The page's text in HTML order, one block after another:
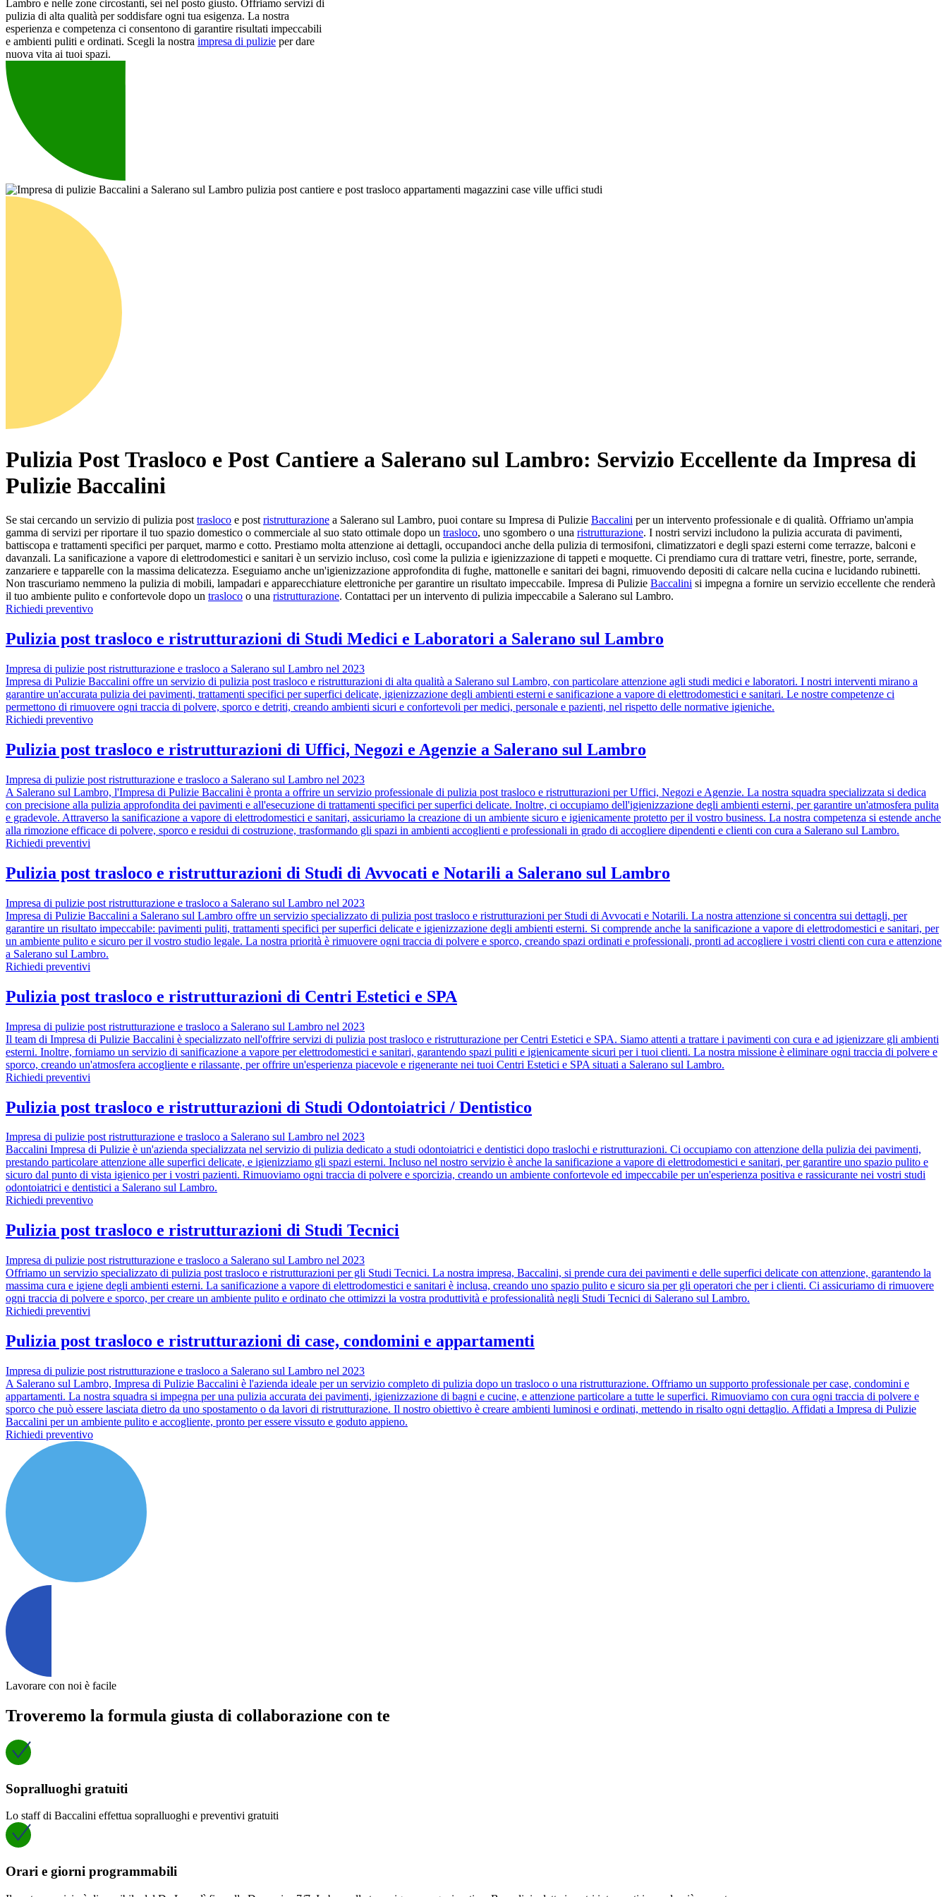
Lambro e nelle zone circostanti, sei nel posto giusto. Offriamo servizi di
pulizia di alta qualità per soddisfare ogni tua esigenza. La nostra
esperienza e competenza ci consentono di garantire risultati impeccabili
e ambienti puliti e ordinati. Scegli la nostra impresa di pulizie per dare
nuova vita ai tuoi spazi.
Pulizia Post Trasloco e Post Cantiere a Salerano sul Lambro: Servizio Eccellente da Impresa di
Pulizie Baccalini
Se stai cercando un servizio di pulizia posttrasloco e postristrutturazione a Salerano sul Lambro, puoi contare su Impresa di Pulizie Baccalini per un intervento professionale e di qualità. Offriamo un'ampia
gamma di servizi per riportare il tuo spazio domestico o commerciale al suo stato ottimale dopo un trasloco, uno sgombero o una ristrutturazione. I nostri servizi includono la pulizia accurata di pavimenti,
battiscopa e trattamenti specifici per parquet, marmo e cotto. Prestiamo molta attenzione ai dettagli, occupandoci anche della pulizia di termosifoni, climatizzatori e degli spazi esterni come terrazze, balconi e
davanzali. La sanificazione a vapore di elettrodomestici e sanitari è un servizio incluso, così come la pulizia e igienizzazione di tappeti e moquette. Ci prendiamo cura di trattare vetri, finestre, porte, serrande,
zanzariere e tapparelle con la massima delicatezza. Eseguiamo anche un'igienizzazione approfondita di fughe, mattonelle e sanitari dei bagni, rimuovendo depositi di calcare nella cucina e lucidando rubinetti.
Non trascuriamo nemmeno la pulizia di mobili, lampadari e apparecchiature elettroniche per garantire un risultato impeccabile. Impresa di Pulizie Baccalini si impegna a fornire un servizio eccellente che renderà
il tuo ambiente pulito e confortevole dopo un trasloco o una ristrutturazione. Contattaci per un intervento di pulizia impeccabile a Salerano sul Lambro.
Richiedi preventivo
Pulizia post trasloco e ristrutturazioni di Studi Medici e Laboratori a Salerano sul Lambro
Impresa di pulizie post ristrutturazione e trasloco a Salerano sul Lambro nel 2023
Impresa di Pulizie Baccalini offre un servizio di pulizia post trasloco e ristrutturazioni di alta qualità a Salerano sul Lambro, con particolare attenzione agli studi medici e laboratori. I nostri interventi mirano a
garantire un'accurata pulizia dei pavimenti, trattamenti specifici per superfici delicate, igienizzazione degli ambienti esterni e sanificazione a vapore di elettrodomestici e sanitari. Le nostre competenze ci
permettono di rimuovere ogni traccia di polvere, sporco e detriti, creando ambienti sicuri e confortevoli per medici, personale e pazienti, nel rispetto delle normative igieniche.
Richiedi preventivo
Pulizia post trasloco e ristrutturazioni di Uffici, Negozi e Agenzie a Salerano sul Lambro
Impresa di pulizie post ristrutturazione e trasloco a Salerano sul Lambro nel 2023
A Salerano sul Lambro, l'Impresa di Pulizie Baccalini è pronta a offrire un servizio professionale di pulizia post trasloco e ristrutturazioni per Uffici, Negozi e Agenzie. La nostra squadra specializzata si dedica
con precisione alla pulizia approfondita dei pavimenti e all'esecuzione di trattamenti specifici per superfici delicate. Inoltre, ci occupiamo dell'igienizzazione degli ambienti esterni, per garantire un'atmosfera pulita
e gradevole. Attraverso la sanificazione a vapore di elettrodomestici e sanitari, assicuriamo la creazione di un ambiente sicuro e igienicamente protetto per il vostro business. La nostra competenza si estende anche
alla rimozione efficace di polvere, sporco e residui di costruzione, trasformando gli spazi in ambienti accoglienti e professionali in grado di accogliere dipendenti e clienti con cura a Salerano sul Lambro.
Richiedi preventivi
Pulizia post trasloco e ristrutturazioni di Studi di Avvocati e Notarili a Salerano sul Lambro
Impresa di pulizie post ristrutturazione e trasloco a Salerano sul Lambro nel 2023
Impresa di Pulizie Baccalini a Salerano sul Lambro offre un servizio specializzato di pulizia post trasloco e ristrutturazioni per Studi di Avvocati e Notarili. La nostra attenzione si concentra sui dettagli, per
garantire un risultato impeccabile: pavimenti puliti, trattamenti specifici per superfici delicate e igienizzazione degli ambienti esterni. Si comprende anche la sanificazione a vapore di elettrodomestici e sanitari, per
un ambiente pulito e sicuro per il vostro studio legale. La nostra priorità è rimuovere ogni traccia di polvere e sporco, creando spazi ordinati e professionali, pronti ad accogliere i vostri clienti con cura e attenzione
a Salerano sul Lambro.
Richiedi preventivi
Pulizia post trasloco e ristrutturazioni di Centri Estetici e SPA
Impresa di pulizie post ristrutturazione e trasloco a Salerano sul Lambro nel 2023
Il team di Impresa di Pulizie Baccalini è specializzato nell'offrire servizi di pulizia post trasloco e ristrutturazione per Centri Estetici e SPA. Siamo attenti a trattare i pavimenti con cura e ad igienizzare gli ambienti
esterni. Inoltre, forniamo un servizio di sanificazione a vapore per elettrodomestici e sanitari, garantendo spazi puliti e igienicamente sicuri per i tuoi clienti. La nostra missione è eliminare ogni traccia di polvere e
sporco, creando un'atmosfera accogliente e rilassante, per offrire un'esperienza piacevole e rigenerante nei tuoi Centri Estetici e SPA situati a Salerano sul Lambro.
Richiedi preventivi
Pulizia post trasloco e ristrutturazioni di Studi Odontoiatrici / Dentistico
Impresa di pulizie post ristrutturazione e trasloco a Salerano sul Lambro nel 2023
Baccalini Impresa di Pulizie è un'azienda specializzata nel servizio di pulizia dedicato a studi odontoiatrici e dentistici dopo traslochi e ristrutturazioni. Ci occupiamo con attenzione della pulizia dei pavimenti,
prestando particolare attenzione alle superfici delicate, e igienizziamo gli spazi esterni. Incluso nel nostro servizio è anche la sanificazione a vapore di elettrodomestici e sanitari, per garantire uno spazio pulito e
sicuro dal punto di vista igienico per i vostri pazienti. Rimuoviamo ogni traccia di polvere e sporcizia, creando un ambiente confortevole ed impeccabile per un'esperienza positiva e rassicurante nei vostri studi
odontoiatrici e dentistici a Salerano sul Lambro.
Richiedi preventivo
Pulizia post trasloco e ristrutturazioni di Studi Tecnici
Impresa di pulizie post ristrutturazione e trasloco a Salerano sul Lambro nel 2023
Offriamo un servizio specializzato di pulizia post trasloco e ristrutturazioni per gli Studi Tecnici. La nostra impresa, Baccalini, si prende cura dei pavimenti e delle superfici delicate con attenzione, garantendo la
massima cura e igiene degli ambienti esterni. La sanificazione a vapore di elettrodomestici e sanitari è inclusa, creando uno spazio pulito e sicuro sia per gli operatori che per i clienti. Ci assicuriamo di rimuovere
ogni traccia di polvere e sporco, per creare un ambiente pulito e ordinato che ottimizzi la vostra produttività e professionalità negli Studi Tecnici di Salerano sul Lambro.
Richiedi preventivi
Pulizia post trasloco e ristrutturazioni di case, condomini e appartamenti
Impresa di pulizie post ristrutturazione e trasloco a Salerano sul Lambro nel 2023
A Salerano sul Lambro, Impresa di Pulizie Baccalini è l'azienda ideale per un servizio completo di pulizia dopo un trasloco o una ristrutturazione. Offriamo un supporto professionale per case, condomini e
appartamenti. La nostra squadra si impegna per una pulizia accurata dei pavimenti, igienizzazione di bagni e cucine, e attenzione particolare a tutte le superfici. Rimuoviamo con cura ogni traccia di polvere e
sporco che può essere lasciata dietro da uno spostamento o da lavori di ristrutturazione. Il nostro obiettivo è creare ambienti luminosi e ordinati, mettendo in risalto ogni dettaglio. Affidati a Impresa di Pulizie
Baccalini per un ambiente pulito e accogliente, pronto per essere vissuto e goduto appieno.
Richiedi preventivo
Lavorare con noi è facile
Troveremo la formula giusta di collaborazione con te
Sopralluoghi gratuiti
Lo staff di Baccalini effettua sopralluoghi e preventivi gratuiti
Orari e giorni programmabili